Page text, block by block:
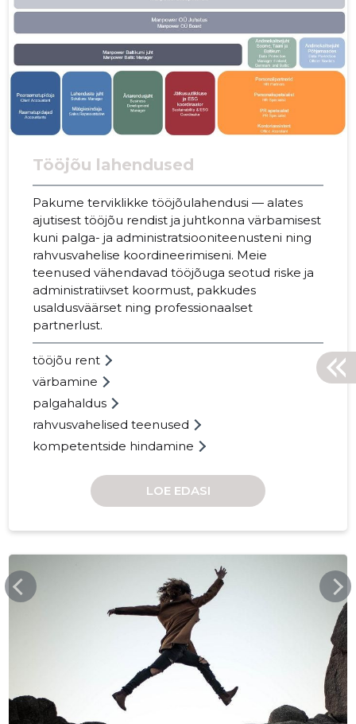
inimeste
Tööjõu lahendused
Pakume terviklikke tööjõulahendusi — alates
ajutisest tööjõu rendist ja juhtkonna värbamisest
kuni palga- ja administratsiooniteenusteni ning
rahvusvahelise koordineerimiseni. Meie
teenused vähendavad tööjõuga seotud riske ja
administratiivset koormust, pakkudes
usaldusväärset ning professionaalset
partnerlust.
tööjõu rent
värbamine
palgahaldus
rahvusvahelised teenused
kompetentside hindamine
LOE EDASI